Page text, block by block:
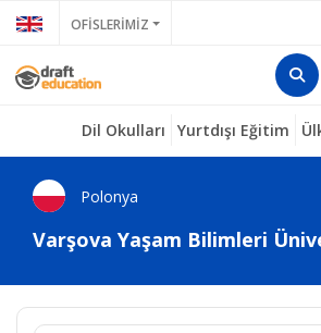
OFİSLERİMİZ
Dil Okulları Yurtdışı Eğitim
Polonya
Varşova Yaşam Bilimleri